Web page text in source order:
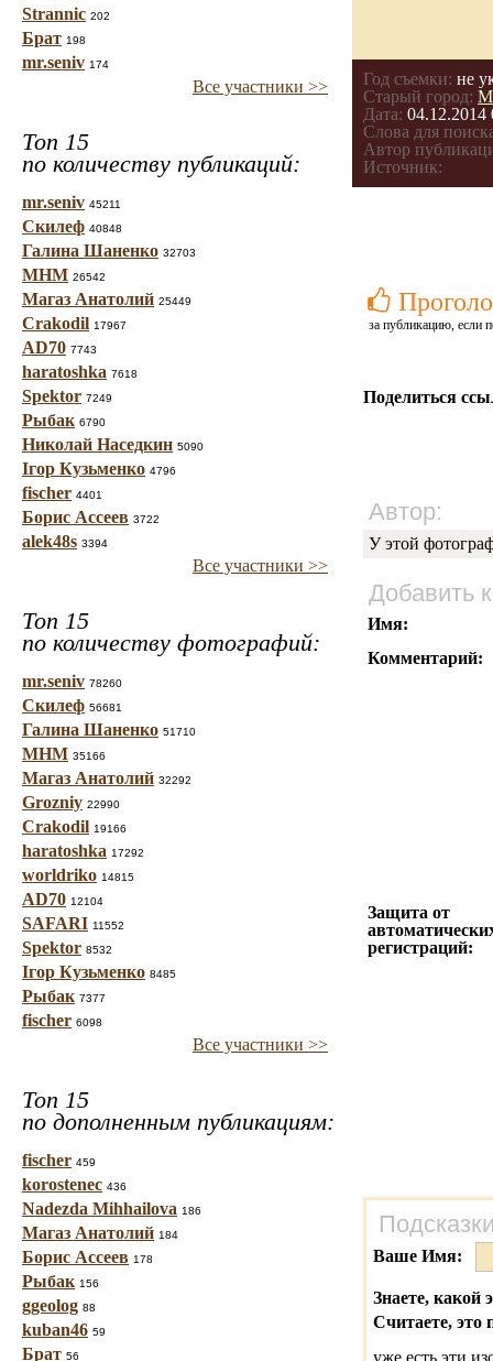
Strannic 202
Брат 198
mr.seniv 174
Все участники >>
Топ 15
по количеству публикаций:
mr.seniv 45211
Скилеф 40848
Галина Шаненко 32703
МНМ 26542
Магаз Анатолий 25449
Crakodil 17967
AD70 7743
haratoshka 7618
Spektor 7249
Рыбак 6790
Николай Наседкин 5090
Ігор Кузьменко 4796
fischer 4401
Борис Ассеев 3722
alek48s 3394
Все участники >>
Топ 15
по количеству фотографий:
mr.seniv 78260
Скилеф 56681
Галина Шаненко 51710
МНМ 35166
Магаз Анатолий 32292
Grozniy 22990
Crakodil 19166
haratoshka 17292
worldriko 14815
AD70 12104
SAFARI 11552
Spektor 8532
Ігор Кузьменко 8485
Рыбак 7377
fischer 6098
Все участники >>
Топ 15
по дополненным публикациям:
fischer 459
korostenec 436
Nadezda Mihhailova 186
Магаз Анатолий 184
Борис Ассеев 178
Рыбак 156
ggeolog 88
kuban46 59
Брат 56
Год съемки: не
Старый город:
Дата: 04.12.2014
Слова для
Автор
Источник:
за публикацию, если
Поделиться
Автор:
У этой
Добавить
Имя:
Комментарий:
Защита от
регистраций:
Ваше Имя:
Знаете, какой
Считаете, это
уже есть эти